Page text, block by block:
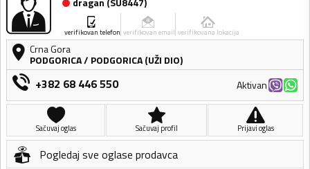
verifikovan telefon verifikovan email verifikovana lokacija
Crna Gora
PODGORICA/ PODGORICA (UŽI DIO)
+382 68 446 550 Aktivan
Sačuvaj oglas Sačuvaj profil Prijavi oglas
Pogledaj sve oglase prodavca